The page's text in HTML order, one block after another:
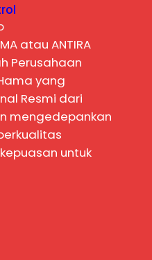
atau ANTIRA
Perusahaan
yang
Resmi dari
mengedepankan
untuk